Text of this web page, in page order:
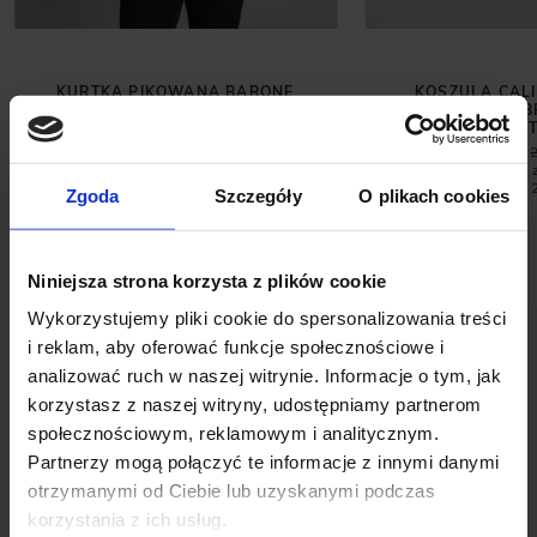
Zgoda Szczegóły O plikach cookies
Niniejsza strona korzysta z plików cookie
Wykorzystujemy pliki cookie do spersonalizowania treści
i reklam, aby oferować funkcje społecznościowe i
analizować ruch w naszej witrynie. Informacje o tym, jak
korzystasz z naszej witryny, udostępniamy partnerom
społecznościowym, reklamowym i analitycznym.
Partnerzy mogą połączyć te informacje z innymi danymi
otrzymanymi od Ciebie lub uzyskanymi podczas
korzystania z ich usług.
KURTKA PIKOWANA BARONE
promocją: 399,00 zł
KOSZULA
DŁUGI RĘKAW
Najniższa cena
promocją:
OPINIE O PRODUKCIE: LONGSLEEVE
MILAZZO GRANATOWY